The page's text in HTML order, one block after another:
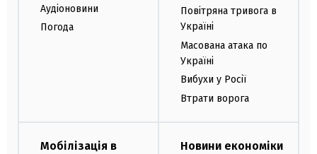
Аудіоновини
Погода
Повітряна тривога в
Україні
Масована атака по
Україні
Вибухи у Росії
Втрати ворога
Мобілізація в
Новини економіки